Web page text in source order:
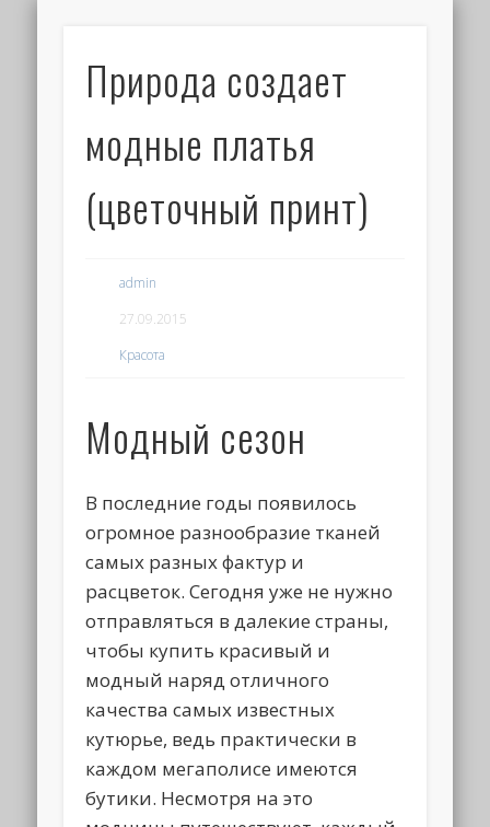
Природа создает
модные платья
(цветочный принт)
admin
27.09.2015
Красота
Модный сезон
В последние годы появилось
огромное разнообразие тканей
самых разных фактур и
расцветок. Сегодня уже не нужно
отправляться в далекие страны,
чтобы купить красивый и
модный наряд отличного
качества самых известных
кутюрье, ведь практически в
каждом мегаполисе имеются
бутики. Несмотря на это